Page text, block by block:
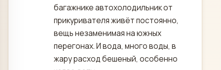
багажнике автохолодильник от
прикуривателя живёт постоянно,
вещь незаменимая на южных
перегонах. И вода, много воды, в
жару расход бешеный, особенно